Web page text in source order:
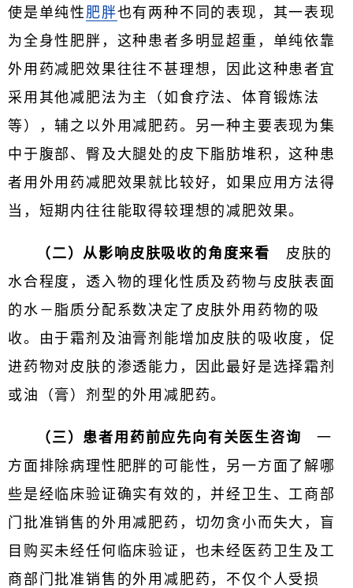
使是单纯性 肥胖也有两种不同的表现，其一表现
为全身性肥胖，这种患者多明显超重，单纯依靠
外用药减肥效果往往不甚理想，因此这种患者宜
采用其他减肥法为主（如食疗法、体育锻炼法
等），辅之以外用减肥药。另一种主要表现为集
中于腹部、臀及大腿处的皮下脂肪堆积，这种患
者用外用药减肥效果就比较好，如果应用方法得
当，短期内往往能取得较理想的减肥效果。
（二）从影响皮肤吸收的角度来看 皮肤的
水合程度，透入物的理化性质及药物与皮肤表面
的水－脂质分配系数决定了皮肤外用药物的吸
收。由于霜剂及油膏剂能增加皮肤的吸收度，促
进药物对皮肤的渗透能力，因此最好是选择霜剂
或油（膏）剂型的外用减肥药。
（三）患者用药前应先向有关医生咨询 一
方面排除病理性肥胖的可能性，另一方面了解哪
些是经临床验证确实有效的，并经卫生、工商部
门批准销售的外用减肥药，切勿贪小而失大，盲
目购买未经任何临床验证，也未经医药卫生及工
商部门批准销售的外用减肥药，不仅个人受损